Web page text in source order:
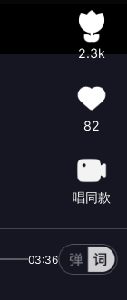
2.3k
82
唱同款
03:36